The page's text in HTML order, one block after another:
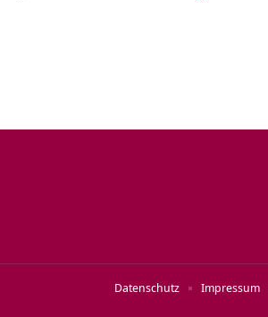
Datenschutz Impressum